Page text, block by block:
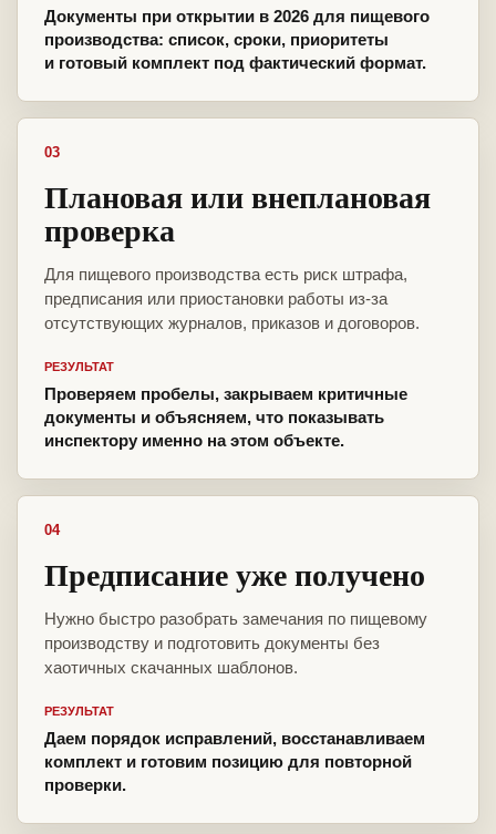
Документы при открытии в 2026 для пищевого
производства: список, сроки, приоритеты
и готовый комплект под фактический формат.
03
Плановая или внеплановая
проверка
Для пищевого производства есть риск штрафа,
предписания или приостановки работы из-за
отсутствующих журналов, приказов и договоров.
РЕЗУЛЬТАТ
Проверяем пробелы, закрываем критичные
документы и объясняем, что показывать
инспектору именно на этом объекте.
04
Предписание уже получено
Нужно быстро разобрать замечания по пищевому
производству и подготовить документы без
хаотичных скачанных шаблонов.
РЕЗУЛЬТАТ
Даем порядок исправлений, восстанавливаем
комплект и готовим позицию для повторной
проверки.